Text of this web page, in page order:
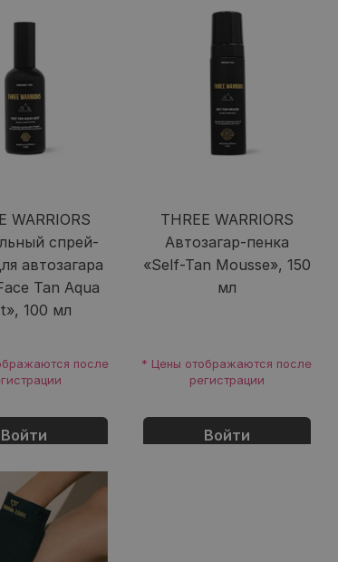
WARRIORS
спрей-
автозагара
Tan Aqua
100 мл
после
Войти
THREE WARRIORS
Автозагар-пенка
«Self-Tan Mousse», 150
мл
* Цены отображаются после
регистрации
Войти